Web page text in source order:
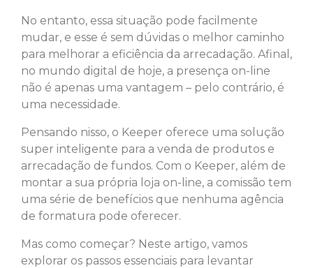
No entanto, essa situação pode facilmente
mudar, e esse é sem dúvidas o melhor caminho
para melhorar a eficiência da arrecadação. Afinal,
no mundo digital de hoje, a presença on-line
não é apenas uma vantagem – pelo contrário, é
uma necessidade.
Pensando nisso, o Keeper oferece uma solução
super inteligente para a venda de produtos e
arrecadação de fundos. Com o Keeper, além de
montar a sua própria loja on-line, a comissão tem
uma série de benefícios que nenhuma agência
de formatura pode oferecer.
Mas como começar? Neste artigo, vamos
explorar os passos essenciais para levantar